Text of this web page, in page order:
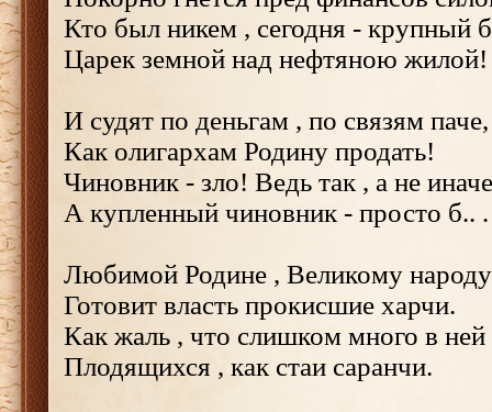
Кто был никем , сегодня - крупный
Царек земной над нефтяною жилой!
И судят по деньгам , по связям паче,
Как олигархам Родину продать!
Чиновник - зло! Ведь так , а не
А купленный чиновник - просто б.. .
Любимой Родине , Великому
Готовит власть прокисшие харчи.
Как жаль , что слишком много в ней
Плодящихся , как стаи саранчи.